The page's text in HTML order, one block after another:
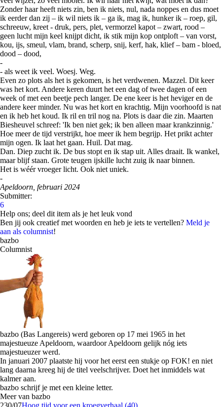
Zonder haar heeft niets zin, ben ik niets, nul, nada noppes en dus moet
ik eerder dan zij – ik wil niets ik – ga ik, mag ik, hunker ik – roep, gil,
schreeuw, kreet - druk, pers, plet, vermorzel kapot – zwart, rood –
geen lucht mijn keel knijpt dicht, ik stik mijn kop ontploft – van vorst,
kou, ijs, smeul, vlam, brand, scherp, snij, kerf, hak, klief – bam - bloed,
dood – dood,
-
- als weet ik veel. Woesj. Weg.
Even zo plots als het is gekomen, is het verdwenen. Mazzel. Dit keer
was het kort. Andere keren duurt het een dag of twee dagen of een
week of met een beetje pech langer. De ene keer is het heviger en de
andere keer minder. Nu was het kort en krachtig. Mijn voorhoofd is nat
en ik heb het koud. Ik ril en tril nog na. Plots is daar die zin. Maarten
Biesheuvel schreef: 'Ik ben niet gek; ik ben alleen maar krankzinnig.'
Hoe meer de tijd verstrijkt, hoe meer ik hem begrijp. Het prikt achter
mijn ogen. Ik laat het gaan. Huil. Dat mag.
Dan. Diep zucht ik. De bus stopt en ik stap uit. Alles draait. Ik wankel,
maar blijf staan. Grote teugen ijskille lucht zuig ik naar binnen.
Het is wéér vroeger licht. Ook niet uniek.
-
Apeldoorn, februari 2024
Submitter:
6
Help ons; deel dit item als je het leuk vond
Ben jij ook creatief met woorden en heb je iets te vertellen? Meld je
aan als columnist!
bazbo
Columnist
bazbo (Bas Langereis) werd geboren op 17 mei 1965 in het
majestueuze Apeldoorn, waardoor Apeldoorn gelijk nóg iets
majestueuzer werd.
In januari 2007 plaatste hij voor het eerst een stukje op FOK! en niet
lang daarna kreeg hij de titel veelschrijver. Doet het inmiddels wat
kalmer aan.
bazbo schrijf je met een kleine letter.
Meer van bazbo
230/07Hoog tijd voor een kroegverhaal (40)